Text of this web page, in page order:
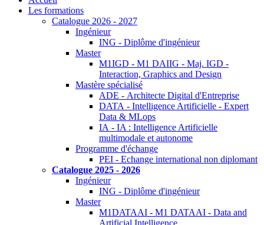
Les formations
Catalogue 2026 - 2027
Ingénieur
ING - Diplôme d'ingénieur
Master
M1IGD - M1 DAIIG - Maj. IGD -
Interaction, Graphics and Design
Mastère spécialisé
ADE - Architecte Digital d'Entreprise
DATA - Intelligence Artificielle - Expert
Data & MLops
IA - IA : Intelligence Artificielle
multimodale et autonome
Programme d'échange
PEI - Echange international non diplomant
Catalogue 2025 - 2026
Ingénieur
ING - Diplôme d'ingénieur
Master
M1DATAAI - M1 DATAAI - Data and
Artificial Intelligence